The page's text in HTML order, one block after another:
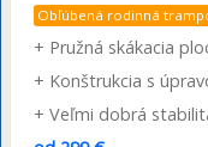
Obľúbená rodinná
+ Pružná skákacia
+ Konštrukcia s
+ Veľmi dobrá